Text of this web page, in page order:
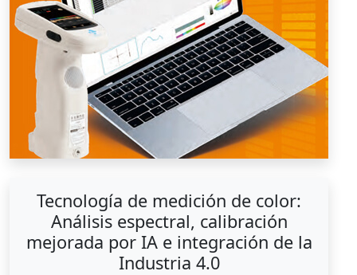
Tecnología de medición de color:
Análisis espectral, calibración
mejorada por IA e integración de la
Industria 4.0